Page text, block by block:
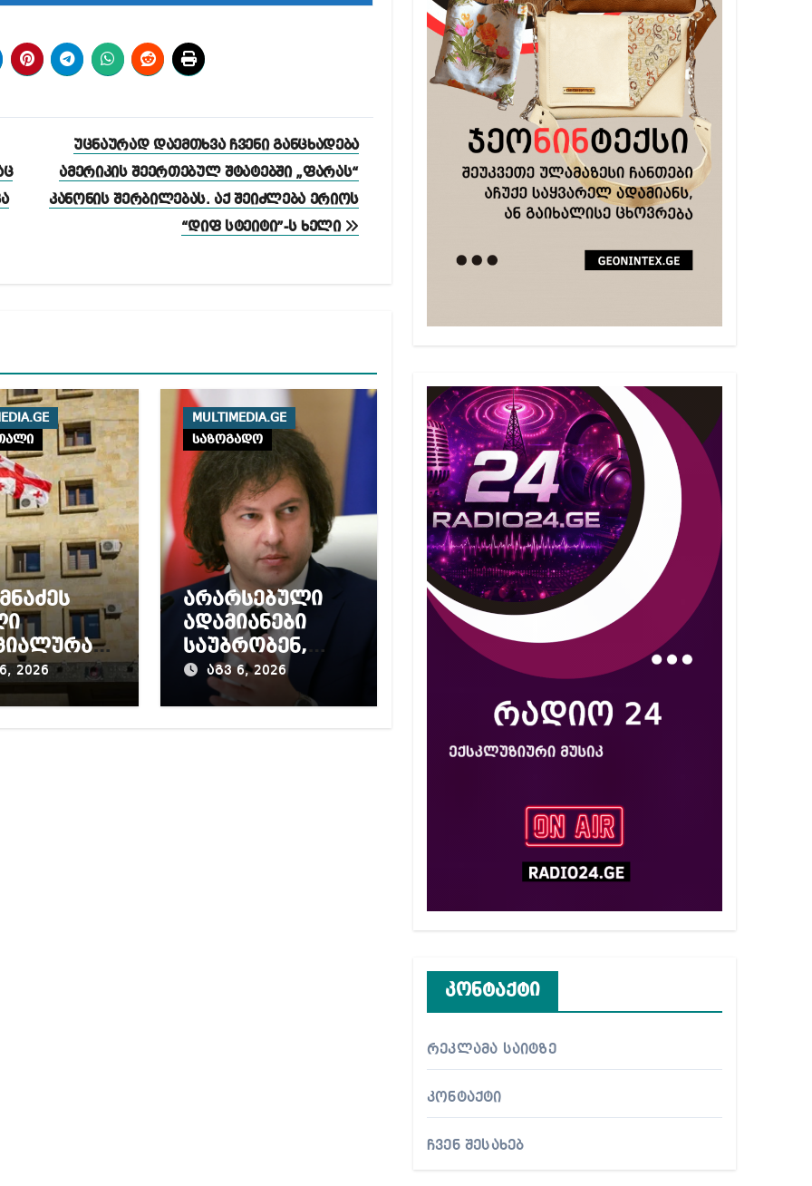
უცნაურად დაემთხვა ჩვენი განცხადება
ამერიკის შეერთებულ შტატებში „ფარას“
კანონის შერბილებას. აქ შეიძლება ერიოს
“დიფ სტეიტი”-ს ხელი
–
2026
MULTIMEDIA.GE
საზოგადო
არარსებული
ადამიანები
საუბრობენ,
თითქოს
საქართველოში
აგვ 6, 2026
კონტაქტი
რეკლამა საიტზე
კონტაქტი
ჩვენ შესახებ